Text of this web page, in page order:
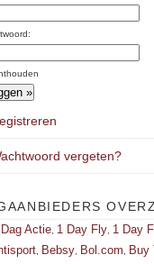
vergeten?
Actie 1 Day Fly 1 Day
Bebsy Bol.com Buy